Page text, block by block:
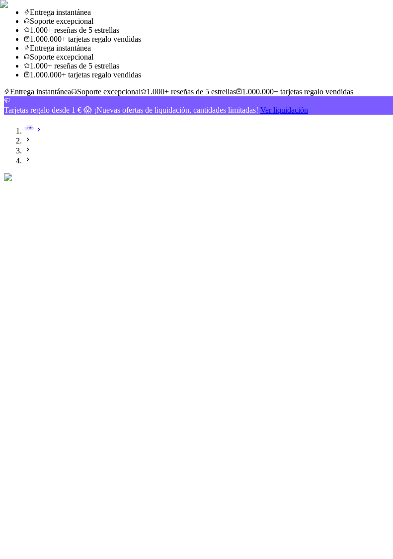
Entrega instantánea
Soporte excepcional
1.000+ reseñas de 5 estrellas
1.000.000+ tarjetas regalo vendidas
Entrega instantánea
Soporte excepcional
1.000+ reseñas de 5 estrellas
1.000.000+ tarjetas regalo vendidas
Entrega instantánea
Soporte excepcional 1.000+ reseñas de 5 estrellas 1.000.000+ tarjetas regalo vendidas
Tarjetas regalo desde 1 € 😱 ¡Nuevas ofertas de liquidación, cantidades limitadas! Ver liquidación